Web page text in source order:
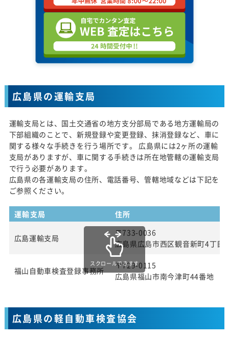
広島県の運輸支局
運輸支局とは、国土交通省の地方支分部局である地方運輸局の
下部組織のことで、新規登録や変更登録、抹消登録など、車に
関する様々な手続きを行う場所です。 広島県には2ヶ所の運輸
支局がありますが、車に関する手続きは所在地管轄の運輸支局
で行う必要があります。
広島県の各運輸支局の住所、電話番号、管轄地域などは下記を
ご参照ください。
運輸支局 住所
広島運輸支局
〒733-0036
広島県広島市西区観音新町4丁目
福山自動車検査登録事務所
〒729-0115
広島県福山市南今津町44番地
スクロールできます
広島県の軽自動車検査協会